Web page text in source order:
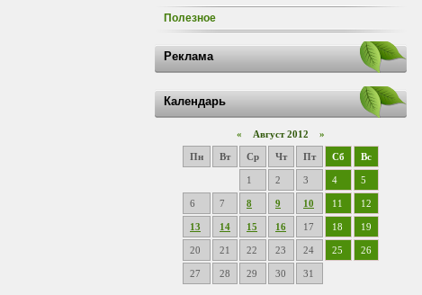
Полезное
Реклама
Календарь
« Август 2012 »
Пн Вт Ср Чт Пт Сб Вс
1 2 3 4 5
6 7 8 9 10 11 12
13 14 15 16 17 18 19
20 21 22 23 24 25 26
27 28 29 30 31